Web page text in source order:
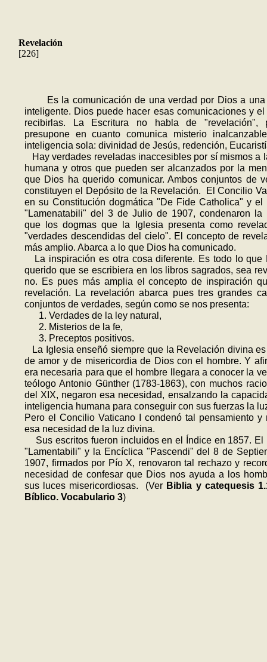
Revelación
[226]
Es la comunicación de una verdad por Dios a una
inteligente. Dios puede hacer esas comunicaciones y el
recibirlas. La Escritura no habla de "revelación",
presupone en cuanto comunica misterio
inteligencia sola: divinidad de Jesús, redención,
Hay verdades reveladas inaccesibles por sí mismos a
humana y otros que pueden ser alcanzados por la
que Dios ha querido comunicar. Ambos conjuntos de
constituyen el Depósito de la Revelación. El Concilio
en su Constitución dogmática "De Fide Catholica" y el
"Lamenatabili" del 3 de Julio de 1907, condenaron la
que los dogmas que la Iglesia presenta como
"verdades descendidas del cielo". El concepto de
más amplio. Abarca a lo que Dios ha comunicado.
La inspiración es otra cosa diferente. Es todo lo que
querido que se escribiera en los libros sagrados, sea
no. Es pues más amplia el concepto de inspiración
revelación. La revelación abarca pues tres grandes
conjuntos de verdades, según como se nos presenta:
1. Verdades de la ley natural,
2. Misterios de la fe,
3. Preceptos positivos.
La Iglesia enseñó siempre que la Revelación divina
de amor y de misericordia de Dios con el hombre. Y
era necesaria para que el hombre llegara a conocer la
teólogo Antonio Günther (1783-1863), con muchos
del XIX, negaron esa necesidad, ensalzando la
inteligencia humana para conseguir con sus fuerzas la
Pero el Concilio Vaticano I condenó tal pensamiento y
esa necesidad de la luz divina.
Sus escritos fueron incluidos en el Índice en 1857. El
"Lamentabili" y la Encíclica "Pascendi" del 8 de
1907, firmados por Pío X, renovaron tal rechazo y
necesidad de confesar que Dios nos ayuda a los
sus luces misericordiosas. (Ver Biblia y cateque­sis
Bíblico. Vocabulario 3)